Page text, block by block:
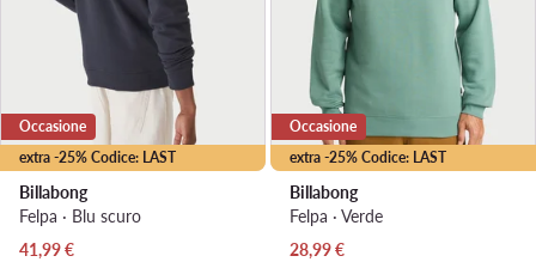
extra -25% Codice: LAST
Occasione
Billabong
Felpa · Blu scuro
Prezzo attuale
41,99€
extra -25% Codice: LAST
Occasione
Billabong
Felpa · Verde
Prezzo attuale
28,99€